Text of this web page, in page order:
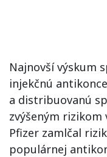
Najnovší výskum
injekčnú
a distribuovanú
zvýšeným rizikom
Pfizer zamlčal
populárnej